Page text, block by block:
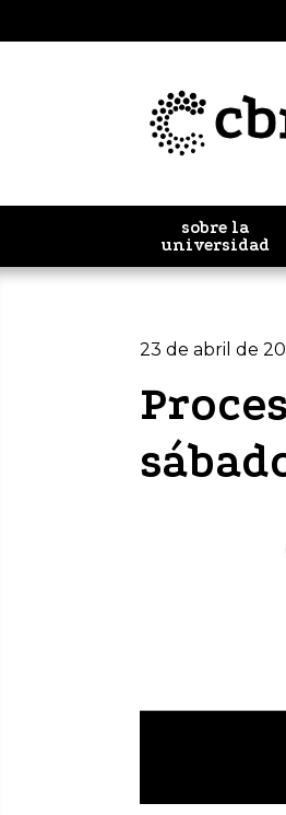
sobre la
universidad
23 de abril de